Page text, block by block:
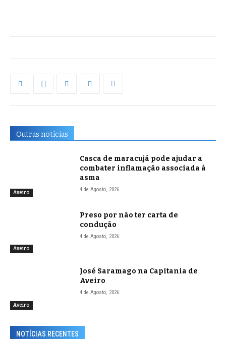
Outras notícias
Aveiro
Casca de maracujá pode ajudar a
combater inflamação associada à
asma
4 de Agosto, 2026
Aveiro
Preso por não ter carta de
condução
4 de Agosto, 2026
Aveiro
José Saramago na Capitania de
Aveiro
4 de Agosto, 2026
NOTÍCIAS RECENTES